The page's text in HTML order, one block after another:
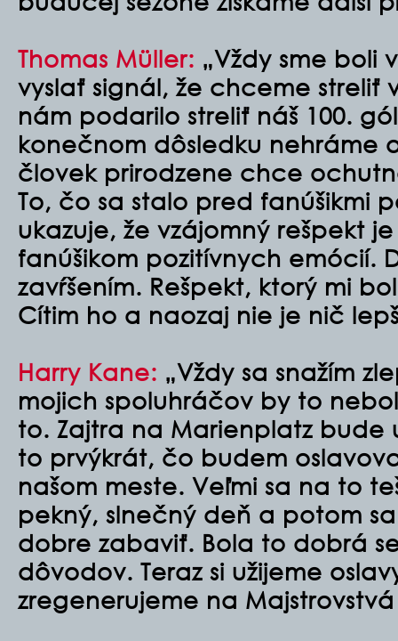
Thomas Müller: „Vždy sme boli
vyslať signál, že chceme streliť
nám podarilo streliť náš 100.
konečnom dôsledku nehráme
človek prirodzene chce
To, čo sa stalo pred fanúšikmi
ukazuje, že vzájomný rešpekt
fanúšikom pozitívnych emócií.
zavŕšením. Rešpekt, ktorý mi
Cítim ho a naozaj nie je nič
Harry Kane: „Vždy sa snažím
mojich spoluhráčov by to
to. Zajtra na Marienplatz bude
to prvýkrát, čo budem
našom meste. Veľmi sa na to
pekný, slnečný deň a potom
dobre zabaviť. Bola to dobrá
dôvodov. Teraz si užijeme
zregenerujeme na